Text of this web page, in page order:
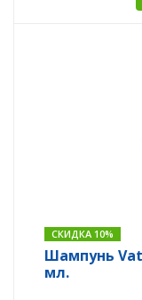
СКИДКА 10%
Шампунь
мл.